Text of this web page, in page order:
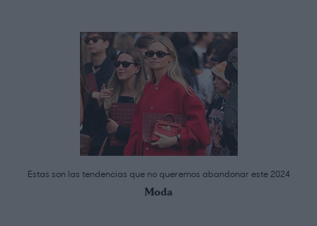
Estas son las tendencias que no queremos abandonar este 2024
Moda